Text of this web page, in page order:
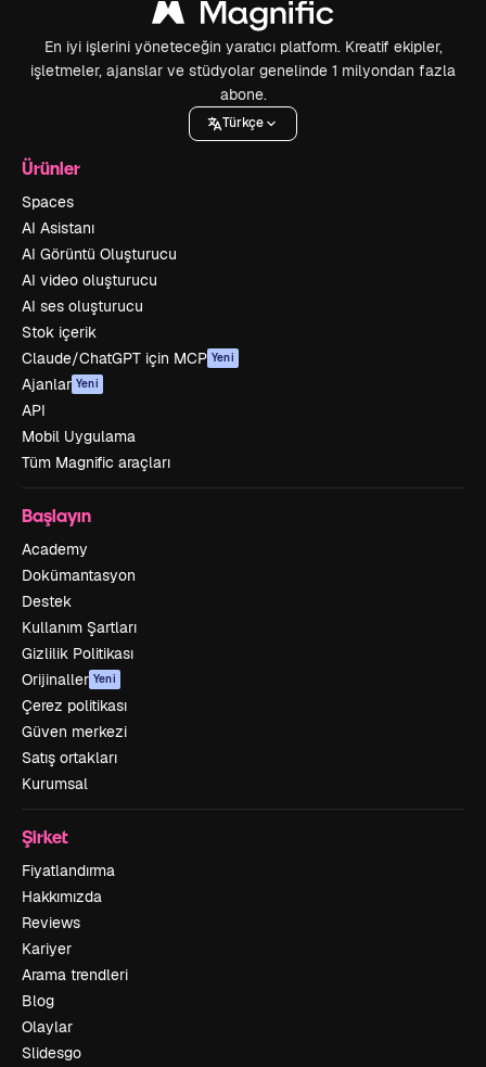
En iyi işlerini yöneteceğin yaratıcı platform. Kreatif ekipler,
işletmeler, ajanslar ve stüdyolar genelinde 1 milyondan fazla
abone.
Türkçe
Ürünler
Spaces
AI Asistanı
AI Görüntü Oluşturucu
AI video oluşturucu
AI ses oluşturucu
Stok içerik
Claude/ChatGPT için MCP Yeni
Ajanlar Yeni
API
Mobil Uygulama
Tüm Magnific araçları
Başlayın
Academy
Dokümantasyon
Destek
Kullanım Şartları
Gizlilik Politikası
Orijinaller Yeni
Çerez politikası
Güven merkezi
Satış ortakları
Kurumsal
Şirket
Fiyatlandırma
Hakkımızda
Reviews
Kariyer
Arama trendleri
Blog
Olaylar
Slidesgo